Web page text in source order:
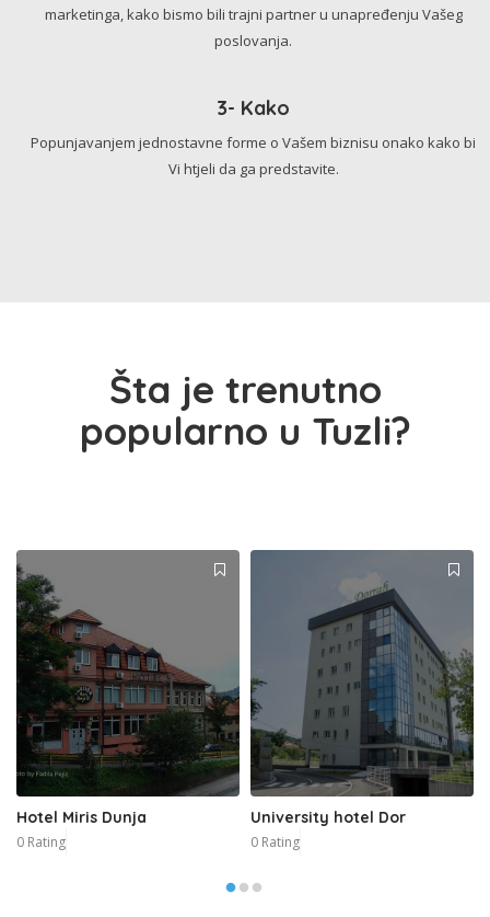
marketinga, kako bismo bili trajni partner u unapređenju Vašeg
poslovanja.
3- Kako
Popunjavanjem jednostavne forme o Vašem biznisu onako kako bi
Vi htjeli da ga predstavite.
Šta je trenutno
popularno u Tuzli?
Hotel Miris Dunja
0 Rating
University hotel Dor
0 Rating